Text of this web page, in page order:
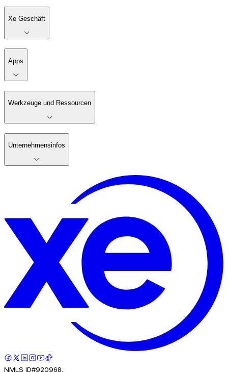
Xe Geschäft
Apps
Werkzeuge und Ressourcen
Unternehmensinfos
NMLS ID#920968.